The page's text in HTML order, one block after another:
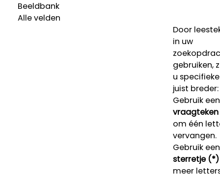
Beeldbank
Alle velden
Door
in uw
gebruiken,
u
juist breder:
Gebruik een
om één
vervangen.
Gebruik een
sterretje (*)
meer